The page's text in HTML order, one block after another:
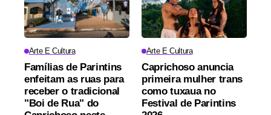
Arte E Cultura
Famílias de Parintins
enfeitam as ruas para
receber o tradicional
"Boi de Rua" do
Arte E Cultura
Caprichoso anuncia
primeira mulher trans
como tuxaua no
Festival de Parintins